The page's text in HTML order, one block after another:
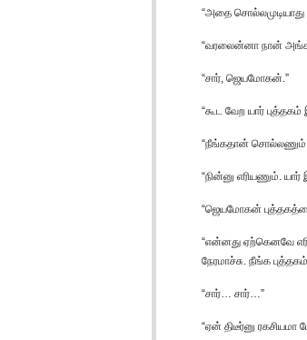
“அதை சொல்லமுடியாது
“வரலைன்னா நான் அங்க
“சார், ஜெயமோகன்.”
“கூட வேற யார் புத்தகம்
“நீங்கதான் சொல்லணும்
“நின்னு எரியணும்.
“ஜெயமோகன்
“என்னது ஏற்கெனவே
நேரமாச்சு. நீங்க
“சார்… சார்…”
“ஏன் திடீர்னு ரகசியமா